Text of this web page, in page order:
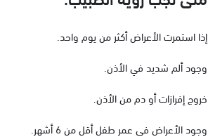
إذا استمرت الأعراض أكثر من يوم واحد.
وجود ألم شديد في الأذن.
خروج إفرازات أو دم من الأذن.
وجود الأعراض في عمر طفل أقل من 6 أشهر.